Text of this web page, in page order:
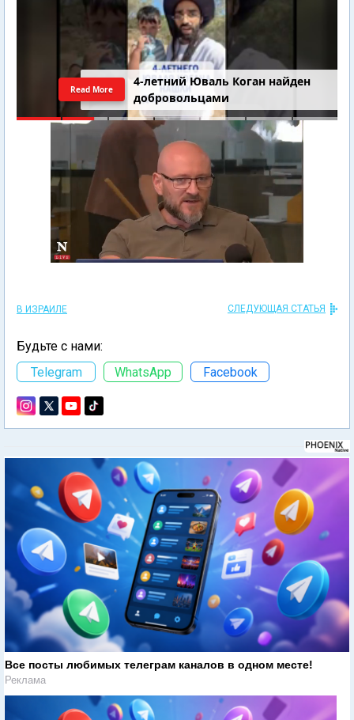
4-летний Юваль Коган найден
добровольцами
Read More
В ИЗРАИЛЕ СЛЕДУЮЩАЯ СТАТЬЯ
Будьте с нами:
Telegram
WhatsApp Facebook
Все посты любимых телеграм каналов в одном месте!
Реклама